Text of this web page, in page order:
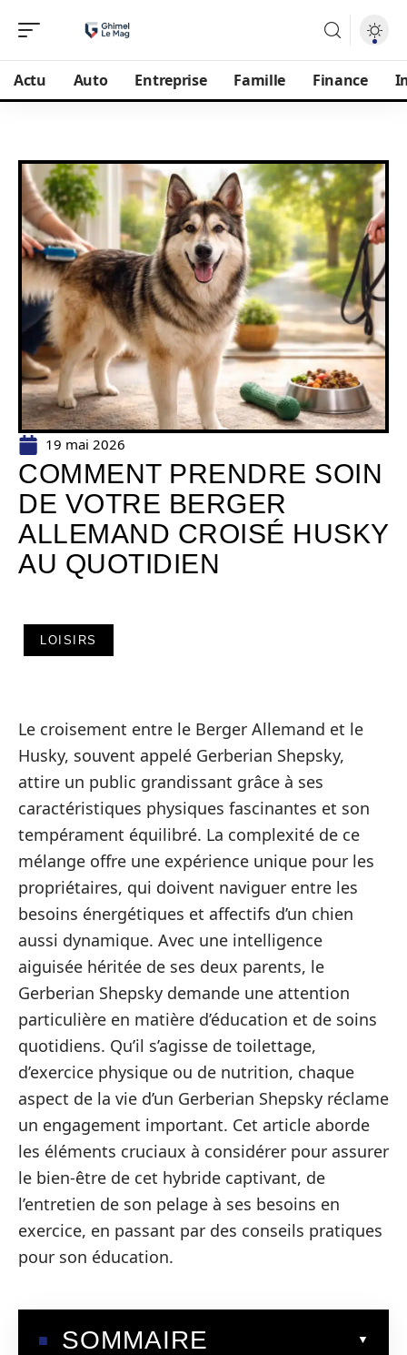
Actu Auto Entreprise Famille Finance
19 mai 2026
COMMENT PRENDRE SOIN
DE VOTRE BERGER
ALLEMAND CROISÉ HUSKY
AU QUOTIDIEN
LOISIRS
Le croisement entre le Berger Allemand et le
Husky, souvent appelé Gerberian Shepsky,
attire un public grandissant grâce à ses
caractéristiques physiques fascinantes et son
tempérament équilibré. La complexité de ce
mélange offre une expérience unique pour les
propriétaires, qui doivent naviguer entre les
besoins énergétiques et affectifs d’un chien
aussi dynamique. Avec une intelligence
aiguisée héritée de ses deux parents, le
Gerberian Shepsky demande une attention
particulière en matière d’éducation et de soins
quotidiens. Qu’il s’agisse de toilettage,
d’exercice physique ou de nutrition, chaque
aspect de la vie d’un Gerberian Shepsky réclame
un engagement important. Cet article aborde
les éléments cruciaux à considérer pour assurer
le bien-être de cet hybride captivant, de
l’entretien de son pelage à ses besoins en
exercice, en passant par des conseils pratiques
pour son éducation.
SOMMAIRE